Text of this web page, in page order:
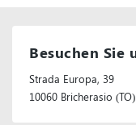
Besuchen Sie
Strada Europa, 39
10060 Bricherasio